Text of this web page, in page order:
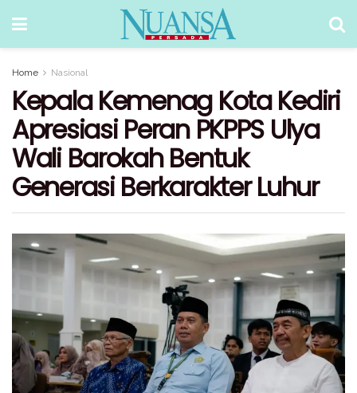
Home Nasional
Kepala Kemenag Kota Kediri
Apresiasi Peran PKPPS Ulya
Wali Barokah Bentuk
Generasi Berkarakter Luhur